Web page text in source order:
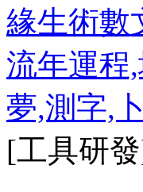
緣生術數
流年運程
夢,測字,
[工具研